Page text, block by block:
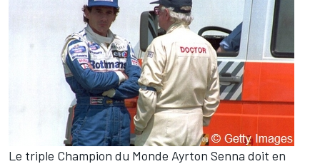
Le triple Champion du Monde Ayrton Senna doit en